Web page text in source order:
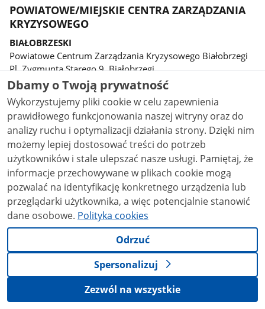
POWIATOWE/MIEJSKIE CENTRA ZARZĄDZANIA
KRYZYSOWEGO
BIAŁOBRZESKI
Powiatowe Centrum Zarządzania Kryzysowego Białobrzegi
Pl. Zygmunta Starego 9, Białobrzegi
telefony: 48 613 03 70, 693 180 369, fax: 48 613 03 70
kontakt w godz. 15.30 - 7.30
telefon: 48 613 22 81, fax: 48 613 22 81
CIECHANOWSKI
Powiatowe Centrum Zarządzania Kryzysowego Ciechanów
ul. Płocka 32, 06-400 Ciechanów
telefony: 23 673 61 95, 660 484 851, fax: 23 673 46 97
kontakt w godzinach 15.30 - 7.30
telefon: 23 671 28 55
GARWOLIŃSKI
Powiatowe Centrum Zarządzania Kryzysowego Garwolin
ul. Targowa 2a, 08-400 Garwolin
telefony: 25 682 27 66, 608603874, fax: 25 682 27 66
telefon: 25 682 22 88, fax: 25 682 42 26
Powiatowe Centrum Zarządzania Kryzysowego Gostynin
ul. Dmowskiego 13, 09-500 Gostynin
telefony: 24 235 22 15, 602 401 838, fax: 24 235 79 85
Dbamy o Twoją prywatność
Wykorzystujemy pliki cookie w celu zapewnienia
prawidłowego funkcjonowania naszej witryny oraz do
analizy ruchu i optymalizacji działania strony. Dzięki nim
możemy lepiej dostosować treści do potrzeb
użytkowników i stale ulepszać nasze usługi. Pamiętaj, że
informacje przechowywane w plikach cookie mogą
pozwalać na identyfikację konkretnego urządzenia lub
przeglądarki użytkownika, a więc potencjalnie stanowić
dane osobowe. Polityka cookies
Odrzuć
Spersonalizuj
Zezwól na wszystkie